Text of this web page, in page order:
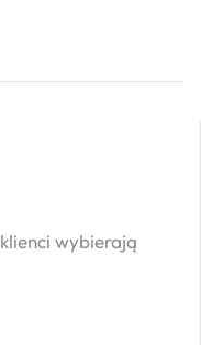
wybierają